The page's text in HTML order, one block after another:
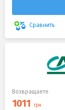
Сравнить
Возвращаете